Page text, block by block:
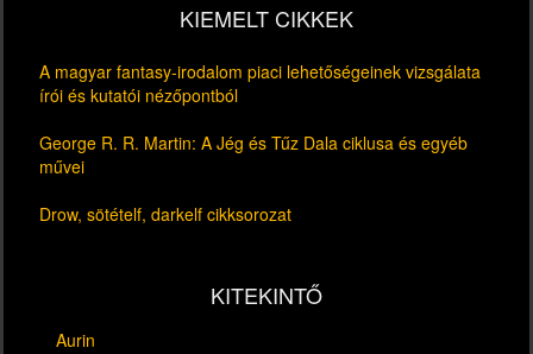
KIEMELT CIKKEK
A magyar fantasy-irodalom piaci lehetőségeinek vizsgálata
írói és kutatói nézőpontból
George R. R. Martin: A Jég és Tűz Dala ciklusa és egyéb
művei
Drow, sötételf, darkelf cikksorozat
KITEKINTŐ
Aurin